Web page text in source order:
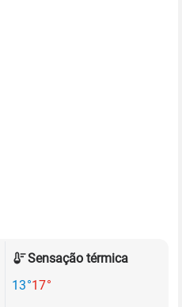
Sensação térmica
13°17°